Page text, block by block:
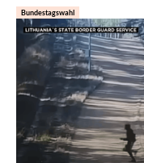
Bundestagswahl